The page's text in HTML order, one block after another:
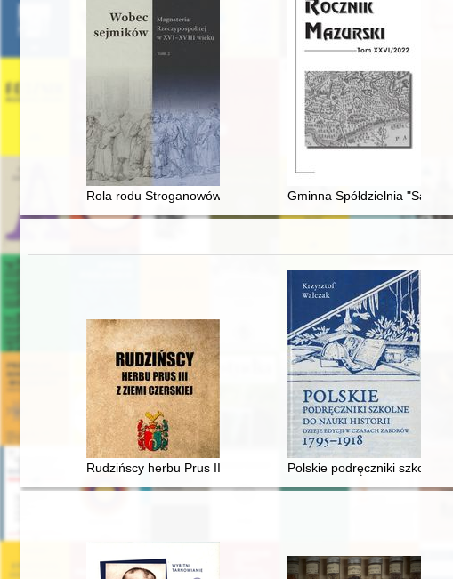
Rola rodu Stroganowów w początkowym etapie podboju Syberii
Gminna Spółdzielnia
Rudzińscy herbu Prus III z ziemi ciechanowskiej w archiwaliach :
Polskie podręczniki szkolne